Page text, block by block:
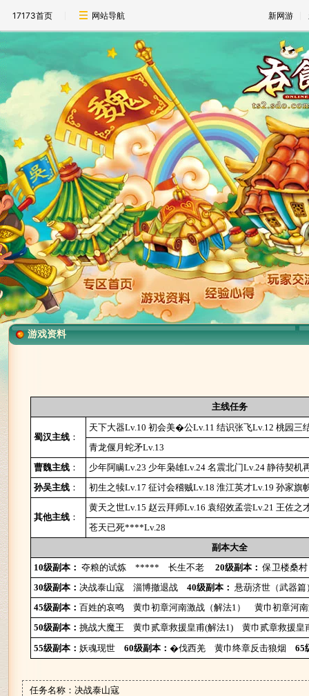
17173首页 网站导航 新网游
游戏资料
主线任务
蜀汉主线 ：
天下大器Lv.10初会美�公Lv.11 结识张飞Lv.12 桃园三
青龙偃月蛇矛Lv.13
曹魏主线 ： 少年阿瞒Lv.23 少年枭雄Lv.24 名震北门Lv.24静待契机
孙吴主线 ： 初生之犊Lv.17 征讨会稽贼Lv.18 淮江英才Lv.19 孙家旗
其他主线 ：
黄天之世Lv.15 赵云拜师Lv.16 袁绍效孟尝Lv.21王佐之
苍天已死****Lv.28
副本大全
10级副本： 夺粮的试炼 ***** 长生不老 20级副本： 保卫楼桑村
30级副本：决战泰山寇 淄博撤退战 40级副本： 悬葫济世（武器篇
45级副本：百姓的哀鸣 黄巾初章河南激战（解法1）
黄巾初章河
50级副本：挑战大魔王 黄巾贰章救援皇甫(解法1)
黄巾贰章救援皇
55级副本：妖魂现世 60级副本：�伐西羌 黄巾终章反击狼烟 65
任务名称：决战泰山寇